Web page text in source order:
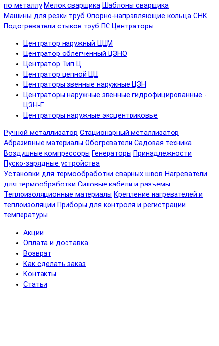
по металлу Мелок сварщика Шаблоны сварщика
Машины для резки труб Опорно-направляющие кольца ОНК
Подогреватели стыков труб ПС Центраторы
Центратор наружный ЦЦМ
Центратор облегченный ЦЗНО
Центратор Тип Ц
Центратор цепной ЦЦ
Центраторы звенные наружные ЦЗН
Центраторы наружные звенные гидрофицированные -
ЦЗН-Г
Центраторы наружные эксцентриковые
Ручной металлизатор Стационарный металлизатор
Абразивные материалы Обогреватели Садовая техника
Воздушные компрессоры Генераторы Принадлежности
Пуско-зарядные устройства
Установки для термообработки сварных швов Нагреватели
для термообработки Силовые кабели и разъемы
Теплоизоляционные материалы Крепление нагревателей и
теплоизоляции Приборы для контроля и регистрации
температуры
Акции
Оплата и доставка
Возврат
Как сделать заказ
Контакты
Статьи